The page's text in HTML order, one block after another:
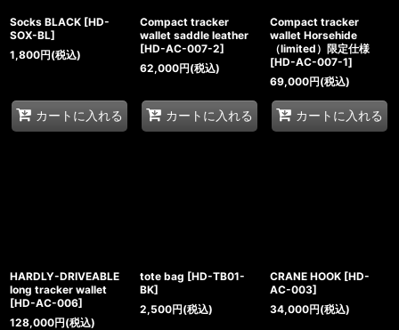
Socks BLACK [HD-
SOX-BL]
1,800円(税込)
カートに入れる
Compact tracker
wallet saddle leather
[HD-AC-007-2]
62,000円(税込)
カートに入れる
Compact tracker
wallet Horsehide
（limited）限定仕様
[HD-AC-007-1]
69,000円(税込)
カートに入れる
HARDLY-DRIVEABLE
long tracker wallet
[HD-AC-006]
128,000円(税込)
tote bag [HD-TB01-
BK]
2,500円(税込)
CRANE HOOK [HD-
AC-003]
34,000円(税込)